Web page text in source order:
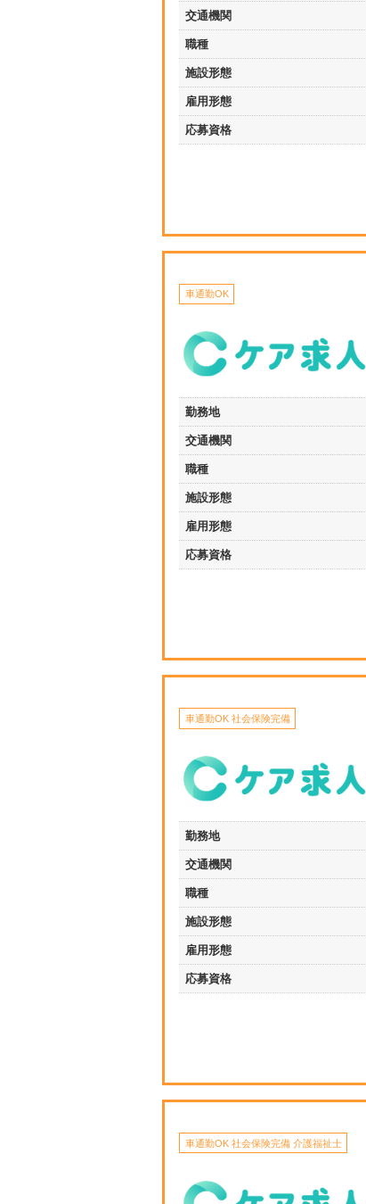
交通機関
職種
施設形態
雇用形態
応募資格
車通勤OK
勤務地
交通機関
職種
施設形態
雇用形態
応募資格
車通勤OK 社会保険完備
勤務地
交通機関
職種
施設形態
雇用形態
応募資格
車通勤OK 社会保険完備 介護福祉士